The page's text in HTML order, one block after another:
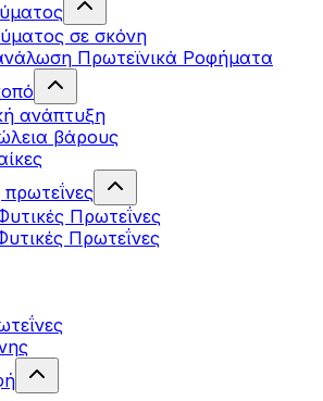
σε σκόνη
Πρωτεϊνικά Ροφήματα
ανάπτυξη
βάρους
πρωτεΐνες
Πρωτεΐνες
Πρωτεΐνες